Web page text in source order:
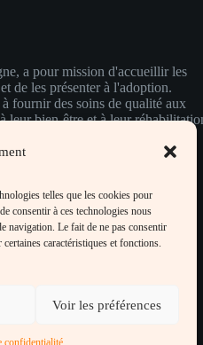
telles que les cookies pour
consentir à ces technologies nous
navigation. Le fait de ne pas consentir
caractéristiques et fonctions.
Voir les préférences
confidentialité
a pour mission d'accueillir les
de les présenter à l'adoption.
fournir des soins de qualité aux
leur bien-être et à leur
chaque animal bénéficie
garantissant ainsi leur